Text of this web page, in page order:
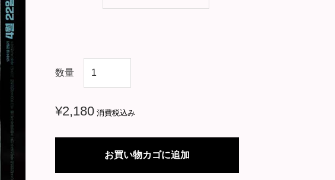
数量
国
映
¥2,180 消費税込み
お買い物カゴに追加